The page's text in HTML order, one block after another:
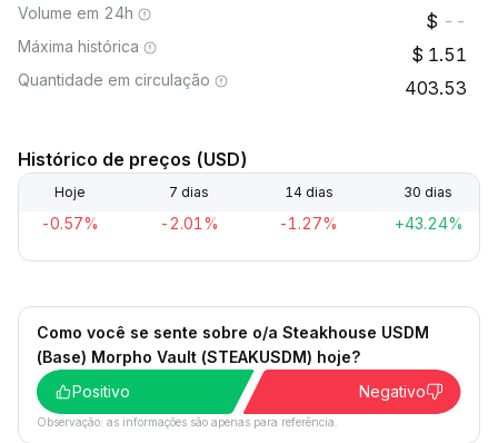
Volume em 24h --
Máxima histórica 1.51
Quantidade em circulação 403.53
Histórico de preços (USD)
Hoje 7 dias 14 dias 30 dias
-0.57% -2.01% -1.27% +43.24%
Como você se sente sobre o/a Steakhouse USDM
(Base) Morpho Vault (STEAKUSDM) hoje?
Positivo
Negativo
Observação: as informações são apenas para referência.